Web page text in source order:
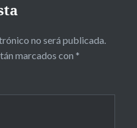
no será publicada.
marcados con *